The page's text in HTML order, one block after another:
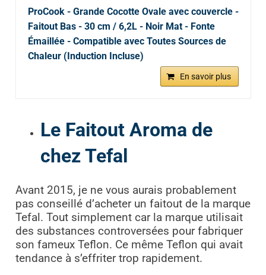
ProCook - Grande Cocotte Ovale avec couvercle -
Faitout Bas - 30 cm / 6,2L - Noir Mat - Fonte
Émaillée - Compatible avec Toutes Sources de
Chaleur (Induction Incluse)
En savoir plus
Le Faitout Aroma de
chez Tefal
Avant 2015, je ne vous aurais probablement
pas conseillé d’acheter un faitout de la marque
Tefal. Tout simplement car la marque utilisait
des substances controversées pour fabriquer
son fameux Teflon. Ce même Teflon qui avait
tendance à s’effriter trop rapidement.